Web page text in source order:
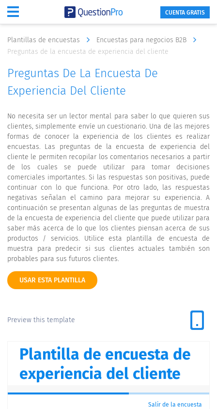
CUENTA GRATIS
Plantillas de encuestas
Encuestas para negocios B2B
Preguntas de la encuesta de experiencia del cliente
Preguntas De La Encuesta De
Experiencia Del Cliente
No necesita ser un lector mental para saber lo que quieren sus
clientes, simplemente envíe un cuestionario. Una de las mejores
formas de conocer la experiencia de los clientes es realizar
encuestas. Las preguntas de la encuesta de experiencia del
cliente le permiten recopilar los comentarios necesarios a partir
de los cuales se puede utilizar para tomar decisiones
comerciales importantes. Si las respuestas son positivas, puede
continuar con lo que funciona. Por otro lado, las respuestas
negativas señalan el camino para mejorar su experiencia. A
continuación se presentan algunas de las preguntas de muestra
de la encuesta de experiencia del cliente que puede utilizar para
saber más acerca de lo que los clientes piensan acerca de sus
productos / servicios. Utilice esta plantilla de encuesta de
muestra para predecir si sus clientes actuales también son
probables para sus futuros clientes.
USAR ESTA PLANTILLA
Preview this template